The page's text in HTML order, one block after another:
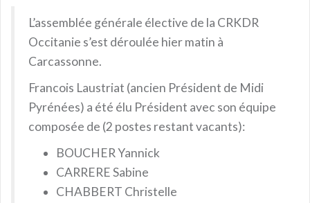
L’assemblée générale élective de la CRKDR
Occitanie s’est déroulée hier matin à
Carcassonne.
Francois Laustriat (ancien Président de Midi
Pyrénées) a été élu Président avec son équipe
composée de (2 postes restant vacants):
BOUCHER Yannick
CARRERE Sabine
CHABBERT Christelle